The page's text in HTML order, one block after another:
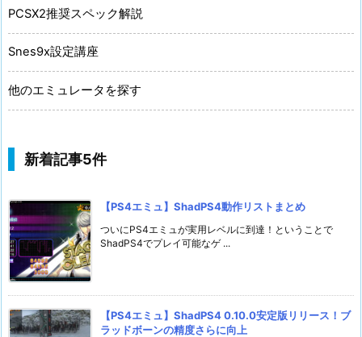
PCSX2推奨スペック解説
Snes9x設定講座
他のエミュレータを探す
新着記事5件
【PS4エミュ】ShadPS4動作リストまとめ
ついにPS4エミュが実用レベルに到達！ということで
ShadPS4でプレイ可能なゲ ...
【PS4エミュ】ShadPS4 0.10.0安定版リリース！ブ
ラッドボーンの精度さらに向上